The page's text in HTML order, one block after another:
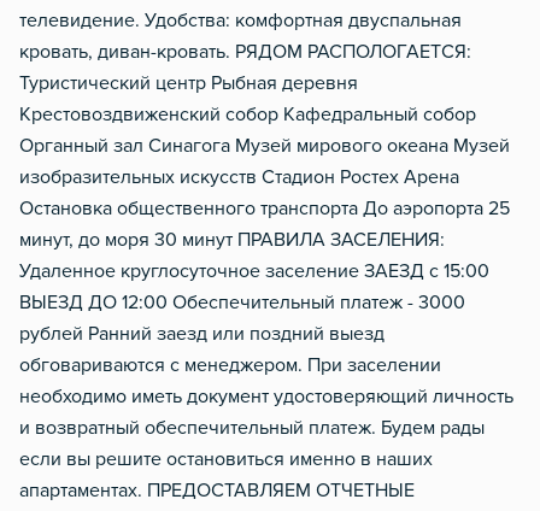
телевидение. Удобства: комфортная двуспальная
кровать, диван-кровать. РЯДОМ РАСПОЛОГАЕТСЯ:
Туристический центр Рыбная деревня
Крестовоздвиженский собор Кафедральный собор
Органный зал Синагога Музей мирового океана Музей
изобразительных искусств Стадион Ростех Арена
Остановка общественного транспорта До аэропорта 25
минут, до моря 30 минут ПРАВИЛА ЗАСЕЛЕНИЯ:
Удаленное круглосуточное заселение ЗАЕЗД с 15:00
ВЫЕЗД ДО 12:00 Обеспечительный платеж - 3000
рублей Ранний заезд или поздний выезд
обговариваются с менеджером. При заселении
необходимо иметь документ удостоверяющий личность
и возвратный обеспечительный платеж. Будем рады
если вы решите остановиться именно в наших
апартаментах. ПРЕДОСТАВЛЯЕМ ОТЧЕТНЫЕ